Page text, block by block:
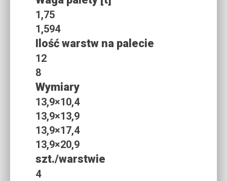
1,75
1,594
Ilość warstw na palecie
12
8
Wymiary
13,9×10,4
13,9×13,9
13,9×17,4
13,9×20,9
szt./warstwie
4